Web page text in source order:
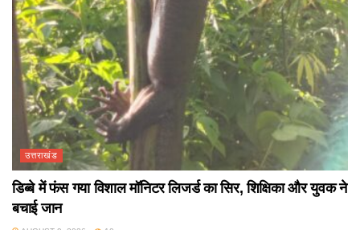
उत्तराखंड
डिब्बे में फंस गया विशाल मॉनिटर लिजर्ड का सिर, शिक्षिका और युवक ने
बचाई जान